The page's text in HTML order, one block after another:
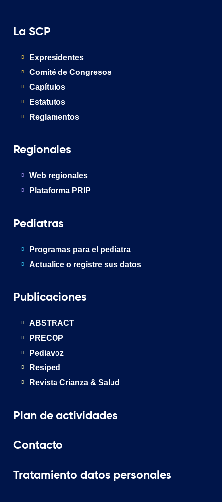
La SCP
Expresidentes
Comité de Congresos
Capítulos
Estatutos
Reglamentos
Regionales
Web regionales
Plataforma PRIP
Pediatras
Programas para el pediatra
Actualice o registre sus datos
Publicaciones
ABSTRACT
PRECOP
Pediavoz
Resiped
Revista Crianza & Salud
Plan de actividades
Contacto
Tratamiento datos personales